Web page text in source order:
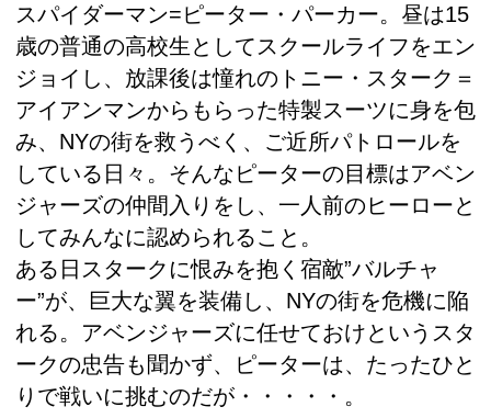
スパイダーマン=ピーター・パーカー。昼は15
歳の普通の高校生としてスクールライフをエン
ジョイし、放課後は憧れのトニー・スターク＝
アイアンマンからもらった特製スーツに身を包
み、NYの街を救うべく、ご近所パトロールを
している日々。そんなピーターの目標はアベン
ジャーズの仲間入りをし、一人前のヒーローと
してみんなに認められること。
ある日スタークに恨みを抱く宿敵”バルチャ
ー”が、巨大な翼を装備し、NYの街を危機に陥
れる。アベンジャーズに任せておけというスタ
ークの忠告も聞かず、ピーターは、たったひと
りで戦いに挑むのだが・・・・・。